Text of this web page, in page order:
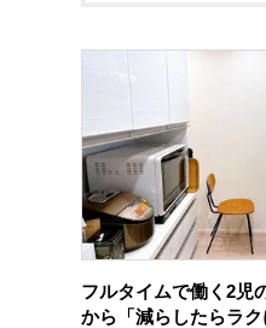
フルタイムで働く2児
から「減らしたらラ